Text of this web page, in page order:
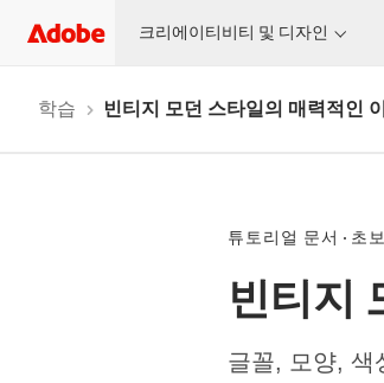
크리에이티비티 및 디자인
학습 빈티지 모던 스타일의 매력적인
튜토리얼 문서 초
빈티지
글꼴, 모양, 색